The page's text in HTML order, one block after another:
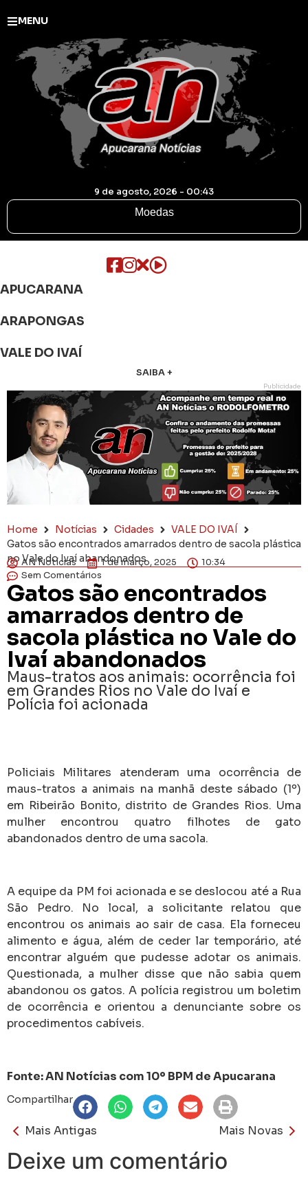
MENU
9 de agosto, 2026 - 00:43
Moedas
APUCARANA
ARAPONGAS
VALE DO IVAÍ
SAIBA +
Publicidade
Home Notícias Cidades
VALE DO IVAÍ
Gatos são encontrados amarrados dentro de sacola plástica
no Vale do Ivaí abandonados
AN Notícias 1 de março, 2025
10:34
Sem Comentários
Gatos são encontrados
amarrados dentro de
sacola plástica no Vale do
Ivaí abandonados
Maus-tratos aos animais: ocorrência foi
em Grandes Rios no Vale do Ivaí e
Polícia foi acionada
Policiais Militares atenderam uma ocorrência de
maus-tratos a animais na manhã deste sábado (1º)
em Ribeirão Bonito, distrito de Grandes Rios. Uma
mulher encontrou quatro filhotes de gato
abandonados dentro de uma sacola.
A equipe da PM foi acionada e se deslocou até a Rua
São Pedro. No local, a solicitante relatou que
encontrou os animais ao sair de casa. Ela forneceu
alimento e água, além de ceder lar temporário, até
encontrar alguém que pudesse adotar os animais.
Questionada, a mulher disse que não sabia quem
abandonou os gatos. A polícia registrou um boletim
de ocorrência e orientou a denunciante sobre os
procedimentos cabíveis.
Fonte: AN Notícias com 10º BPM de Apucarana
Compartilhar
Mais Antigas Mais Novas
Deixe um comentário